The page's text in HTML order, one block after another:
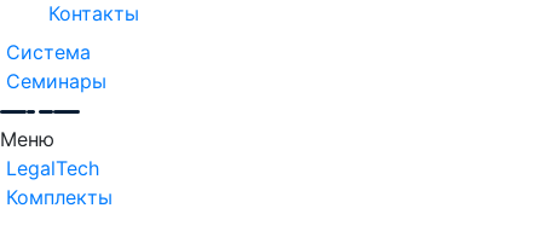
Контакты
Система
Семинары
Меню
LegalTech
Комплекты